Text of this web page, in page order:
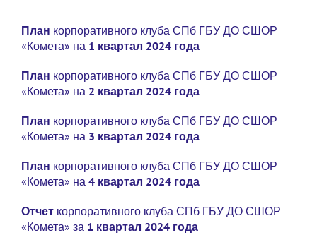
План корпоративного клуба СПб ГБУ ДО СШОР
«Комета» на 1 квартал 2024 года
План корпоративного клуба СПб ГБУ ДО СШОР
«Комета» на 2 квартал 2024 года
План корпоративного клуба СПб ГБУ ДО СШОР
«Комета» на 3 квартал 2024 года
План корпоративного клуба СПб ГБУ ДО СШОР
«Комета» на 4 квартал 2024 года
Отчет корпоративного клуба СПб ГБУ ДО СШОР
«Комета» за 1 квартал 2024 года